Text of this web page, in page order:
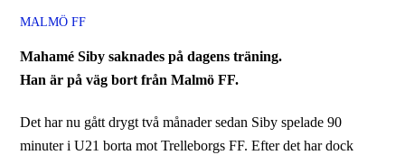
MALMÖ FF
Mahamé Siby saknades på dagens träning.
Han är på väg bort från Malmö FF.
Det har nu gått drygt två månader sedan Siby spelade 90
minuter i U21 borta mot Trelleborgs FF. Efter det har dock